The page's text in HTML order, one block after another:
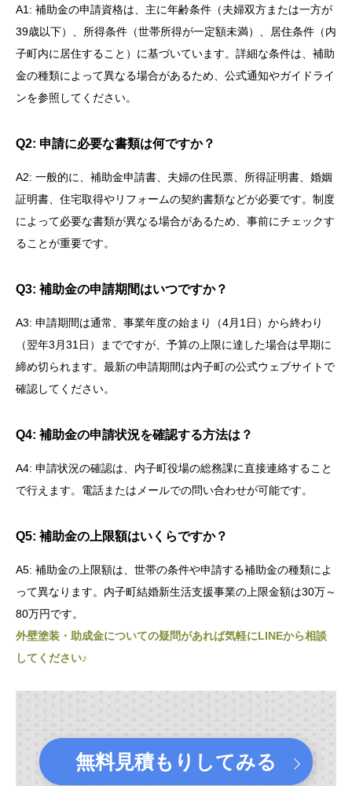
A1: 補助金の申請資格は、主に年齢条件（夫婦双方または一方が
39歳以下）、所得条件（世帯所得が一定額未満）、居住条件（内
子町内に居住すること）に基づいています。詳細な条件は、補助
金の種類によって異なる場合があるため、公式通知やガイドライ
ンを参照してください。
Q2: 申請に必要な書類は何ですか？
A2: 一般的に、補助金申請書、夫婦の住民票、所得証明書、婚姻
証明書、住宅取得やリフォームの契約書類などが必要です。制度
によって必要な書類が異なる場合があるため、事前にチェックす
ることが重要です。
Q3: 補助金の申請期間はいつですか？
A3: 申請期間は通常、事業年度の始まり（4月1日）から終わり
（翌年3月31日）までですが、予算の上限に達した場合は早期に
締め切られます。最新の申請期間は内子町の公式ウェブサイトで
確認してください。
Q4: 補助金の申請状況を確認する方法は？
A4: 申請状況の確認は、内子町役場の総務課に直接連絡すること
で行えます。電話またはメールでの問い合わせが可能です。
Q5: 補助金の上限額はいくらですか？
A5: 補助金の上限額は、世帯の条件や申請する補助金の種類によ
って異なります。内子町結婚新生活支援事業の上限金額は30万～
80万円です。
外壁塗装・助成金についての疑問があれば気軽にLINEから相談
してください♪
無料見積もりしてみる